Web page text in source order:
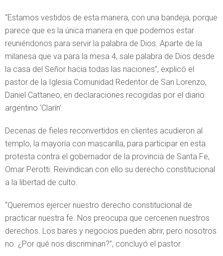
“Estamos vestidos de esta manera, con una bandeja, porque
parece que es la única manera en que podemos estar
reuniéndonos para servir la palabra de Dios. Aparte de la
milanesa que va para la mesa 4, sale palabra de Dios desde
la casa del Señor hacia todas las naciones”, explicó el
pastor de la Iglesia Comunidad Redentor de San Lorenzo,
Daniel Cattaneo, en declaraciones recogidas por el diario
argentino ‘Clarín’.
Decenas de fieles reconvertidos en clientes acudieron al
templo, la mayoría con mascarilla, para participar en esta
protesta contra el gobernador de la provincia de Santa Fe,
Omar Perotti. Reivindican con ello su derecho constitucional
a la libertad de culto.
“Queremos ejercer nuestro derecho constitucional de
practicar nuestra fe. Nos preocupa que cercenen nuestros
derechos. Los bares y negocios pueden abrir, pero nosotros
no. ¿Por qué nos discriminan?”, concluyó el pastor.